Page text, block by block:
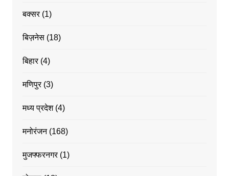
बक्सर(1)
बिज़नेस(18)
बिहार(4)
मणिपुर(3)
मध्य प्रदेश(4)
मनोरंजन(168)
मुजफ्फरनगर(1)